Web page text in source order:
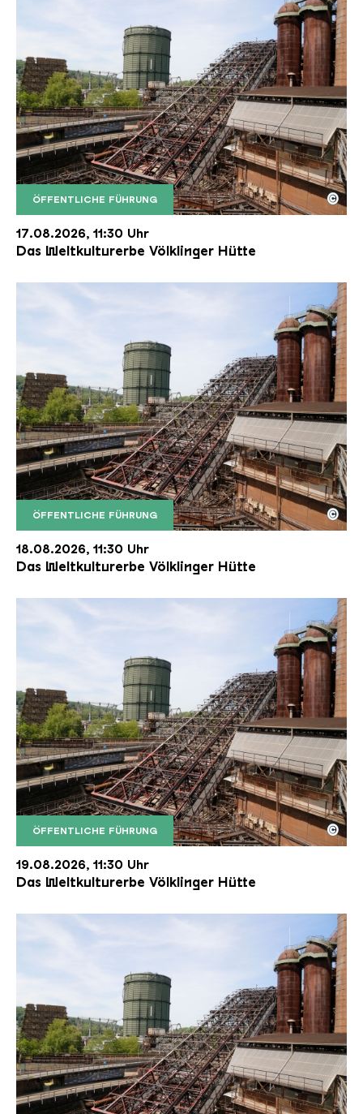
ÖFFENTLICHE FÜHRUNG
Der Erzschrägaufzug der Völklinger Hütte mit
Copyright: Weltkulturerbe Völklinger Hütte | Karl
©
17.08.2026, 11:30 Uhr
Das Weltkulturerbe Völklinger Hütte
ÖFFENTLICHE FÜHRUNG
Der Erzschrägaufzug der Völklinger Hütte mit
Copyright: Weltkulturerbe Völklinger Hütte | Karl
©
18.08.2026, 11:30 Uhr
Das Weltkulturerbe Völklinger Hütte
ÖFFENTLICHE FÜHRUNG
Der Erzschrägaufzug der Völklinger Hütte mit
Copyright: Weltkulturerbe Völklinger Hütte | Karl
©
19.08.2026, 11:30 Uhr
Das Weltkulturerbe Völklinger Hütte